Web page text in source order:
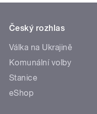
Český rozhlas
Válka na Ukrajině
Komunální volby
Stanice
eShop